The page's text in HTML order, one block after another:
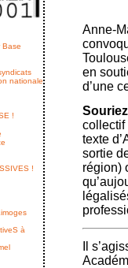
Anne-
en
d’une
collectif
texte
sortie
région)
Il
Base
nationale
!
!
à